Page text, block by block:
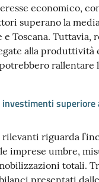
economico,
superano la
Toscana. Tuttavia,
alla produttività
rallentare
investimenti superiore
riguarda
imprese umbre,
totali.
presentati